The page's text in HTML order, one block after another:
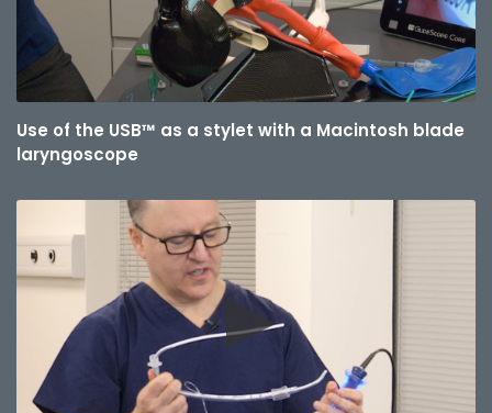
Use of the USB™ as a stylet with a Macintosh blade
laryngoscope